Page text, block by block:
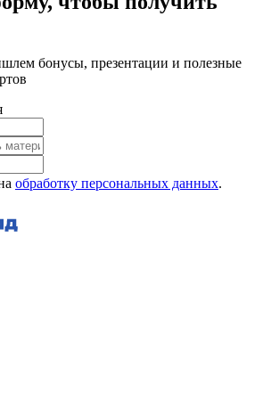
бонусы, презентации и полезные
обработку персональных данных.